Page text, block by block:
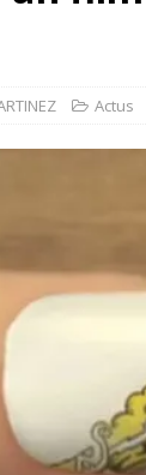
Actus